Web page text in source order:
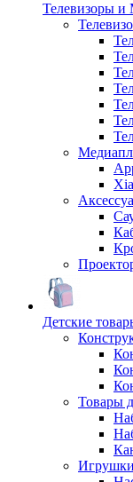
Телевизоры и
Детские
Товары
Игрушки